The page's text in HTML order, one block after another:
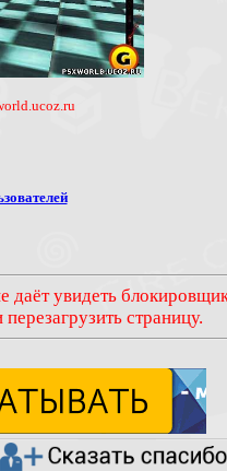
.ucoz.ru
даёт увидеть
страницу.